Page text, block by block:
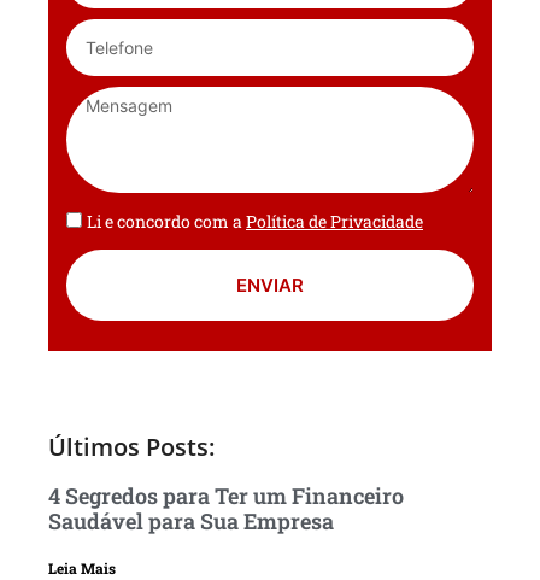
Li e concordo com aPolítica de Privacidade
ENVIAR
Últimos Posts:
4 Segredos para Ter um Financeiro
Saudável para Sua Empresa
Leia Mais